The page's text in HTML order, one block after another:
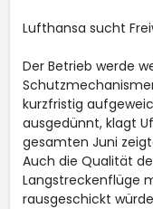
Lufthansa sucht
Der Betrieb werde
kurzfristig
ausgedünnt, klagt
gesamten Juni
Auch die Qualität
Langstreckenflüge
rausgeschickt